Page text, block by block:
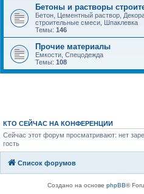
Бетоны и растворы
Бетон, Цементный раствор,
строительные смеси, Шпаклевка
Темы: 146
Прочие материалы
Емкости, Спецодежда
Темы: 108
КТО СЕЙЧАС НА КОНФЕРЕНЦИИ
Сейчас этот форум просматривают: нет
гость
Список форумов
Создано на основе phpBB®